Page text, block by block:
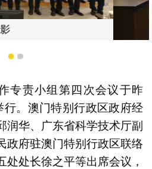
1 2
专责小组第四次会议于昨
行。澳门特别行政区政府经
润华、广东省科学技术厅副
政府驻澳门特别行政区联络
处处长徐之平等出席会议，